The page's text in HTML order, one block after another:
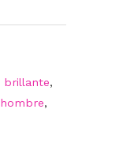
brillante,
hombre,